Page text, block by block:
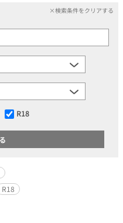
×検索条件をクリアする
R18
R18